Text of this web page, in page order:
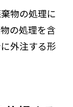
物の処理に
の処理を含
外注する形